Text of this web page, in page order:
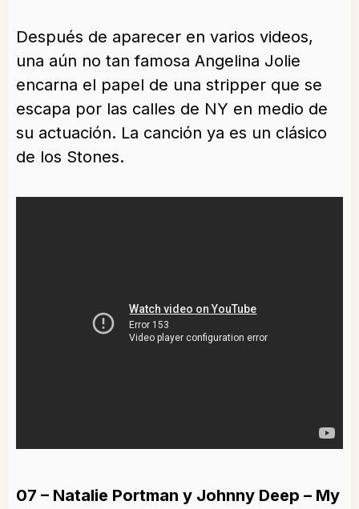
Después de aparecer en varios videos,
una aún no tan famosa Angelina Jolie
encarna el papel de una stripper que se
escapa por las calles de NY en medio de
su actuación. La canción ya es un clásico
de los Stones.
07 – Natalie Portman y Johnny Deep – My